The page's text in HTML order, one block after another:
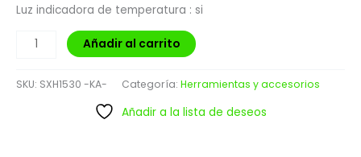
Luz indicadora de temperatura : si
Añadir al carrito
SKU: SXH1530 -KA- Categoría: Herramientas y accesorios
Añadir a la lista de deseos